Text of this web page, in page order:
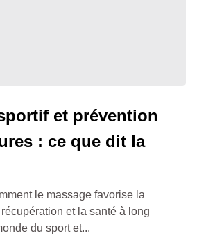
et prévention
: ce que dit la
le massage favorise la
et la santé à long
du sport et...